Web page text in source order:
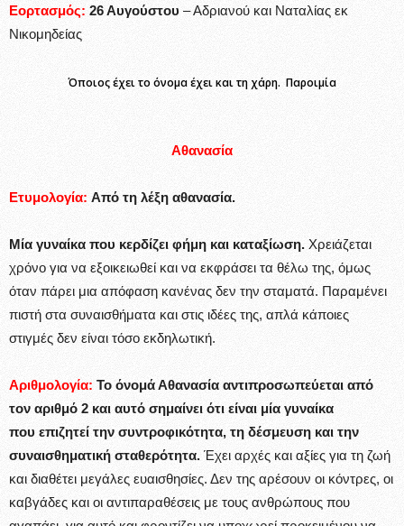
Εορτασμός: 26 Αυγούστου – Αδριανού και Ναταλίας εκ
Νικομηδείας
Όποιος έχει το όνομα έχει και τη χάρη. Παροιμία
Αθανασία
Ετυμολογία: Από τη λέξη αθανασία.
Μία γυναίκα που κερδίζει φήμη και καταξίωση. Χρειάζεται
χρόνο για να εξοικειωθεί και να εκφράσει τα θέλω της, όμως
όταν πάρει μια απόφαση κανένας δεν την σταματά. Παραμένει
πιστή στα συναισθήματα και στις ιδέες της, απλά κάποιες
στιγμές δεν είναι τόσο εκδηλωτική.
Αριθμολογία: Το όνομά Αθανασία αντιπροσωπεύεται από
τον αριθμό 2 και αυτό σημαίνει ότι είναι μία γυναίκα
που επιζητεί την συντροφικότητα, τη δέσμευση και την
συναισθηματική σταθερότητα. Έχει αρχές και αξίες για τη ζωή
και διαθέτει μεγάλες ευαισθησίες. Δεν της αρέσουν οι κόντρες, οι
καβγάδες και οι αντιπαραθέσεις με τους ανθρώπους που